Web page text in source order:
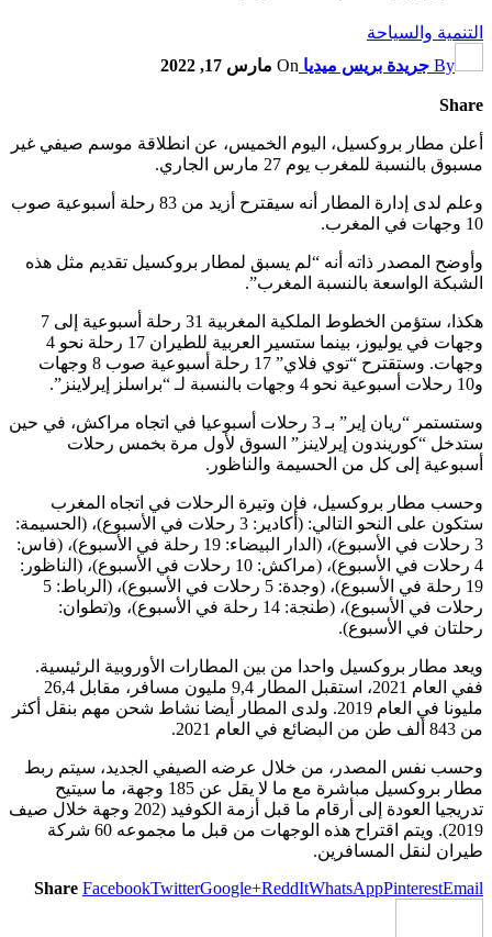
التنمية والسياحة
By جريدة بريس ميديا On مارس 17, 2022
Share
أعلن مطار بروكسيل، اليوم الخميس، عن انطلاقة موسم صيفي غير
مسبوق بالنسبة للمغرب يوم 27 مارس الجاري.
وعلم لدى إدارة المطار أنه سيقترح أزيد من 83 رحلة أسبوعية صوب
10 وجهات في المغرب.
وأوضح المصدر ذاته أنه “لم يسبق لمطار بروكسيل تقديم مثل هذه
الشبكة الواسعة بالنسبة المغرب”.
هكذا، ستؤمن الخطوط الملكية المغربية 31 رحلة أسبوعية إلى 7
وجهات في يوليوز، بينما ستسير العربية للطيران 17 رحلة نحو 4
وجهات. وستقترح “توي فلاي” 17 رحلة أسبوعية صوب 8 وجهات
و10 رحلات أسبوعية نحو 4 وجهات بالنسبة لـ “براسلز إيرلاينز”.
وستستمر “ريان إير” بـ 3 رحلات أسبوعيا في اتجاه مراكش، في حين
ستدخل “كوريندون إيرلاينز” السوق لأول مرة بخمس رحلات
أسبوعية إلى كل من الحسيمة والناظور.
وحسب مطار بروكسيل، فإن وتيرة الرحلات في اتجاه المغرب
ستكون على النحو التالي: (أكادير: 3 رحلات في الأسبوع)، (الحسيمة:
3 رحلات في الأسبوع)، (الدار البيضاء: 19 رحلة في الأسبوع)، (فاس:
4 رحلات في الأسبوع)، (مراكش: 10 رحلات في الأسبوع)، (الناظور:
19 رحلة في الأسبوع)، (وجدة: 5 رحلات في الأسبوع)، (الرباط: 5
رحلات في الأسبوع)، (طنجة: 14 رحلة في الأسبوع)، و(تطوان:
رحلتان في الأسبوع).
ويعد مطار بروكسيل واحدا من بين المطارات الأوروبية الرئيسية.
ففي العام 2021، استقبل المطار 9,4 مليون مسافر، مقابل 26,4
مليونا في العام 2019. ولدى المطار أيضا نشاط شحن مهم بنقل أكثر
من 843 ألف طن من البضائع في العام 2021.
وحسب نفس المصدر، من خلال عرضه الصيفي الجديد، سيتم ربط
مطار بروكسيل مباشرة مع ما لا يقل عن 185 وجهة، ما سيتيح
تدريجيا العودة إلى أرقام ما قبل أزمة الكوفيد (202 وجهة خلال صيف
2019). ويتم اقتراح هذه الوجهات من قبل ما مجموعه 60 شركة
طيران لنقل المسافرين.
Share FacebookTwitterGoogle+ReddItWhatsAppPinterestEmail